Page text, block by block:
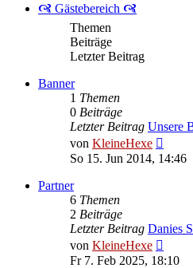
🙧 Gästebereich 🙧
Themen
Beiträge
Letzter Beitrag
Banner
1 Themen
0 Beiträge
Letzter Beitrag Unsere
von KleineHexe
Beitrag
So 15. Jun 2014, 14:46
Partner
6 Themen
2 Beiträge
Letzter Beitrag Danies
von KleineHexe
Beitrag
Fr 7. Feb 2025, 18:10